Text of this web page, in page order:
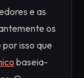
e as
os
isso que
baseia-